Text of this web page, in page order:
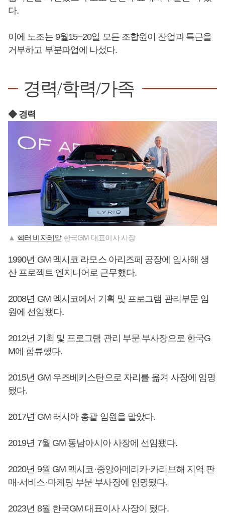
다.
이에 노조는 9월15~20일 모든 조합원이 잔업과 특근을
거부하고 부분파업에 나섰다.
경력/학력/가족
◆ 경력
▲ 헥터 비자레알한국GM 대표이사 사장
1990년 GM 멕시코 라모스 아리즈페 공장에 입사해 생
산 프로젝트 엔지니어로 근무했다.
2008년 GM 멕시코에서 기획 및 프로그램 관리부문 임
원에 선임됐다.
2012년 기획 및 프로그램 관리 부문 부사장으로 한국G
M에 합류했다.
2015년 GM 우즈베키스탄으로 자리를 옮겨 사장에 임명
됐다.
2017년 GM 러시아 총괄 임원을 맡았다.
2019년 7월 GM 동남아시아 사장에 선임됐다.
2020년 9월 GM 멕시코·중앙아메리카·카리브해 지역 판
매·서비스·마케팅 부문 부사장에 임명됐다.
2023년 8월 한국GM 대표이사 사장이 됐다.